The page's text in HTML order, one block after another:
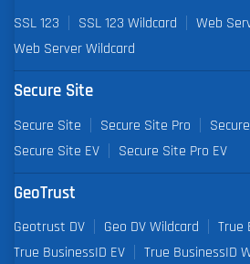
SSL 123 SSL 123 Wildcard Web
Web Server Wildcard
Secure Site
Secure Site Secure Site Pro
Secure Site EV
Secure Site Pro EV
GeoTrust
Geotrust DV Geo DV Wildcard
True
True BusinessID EV
True BusinessID